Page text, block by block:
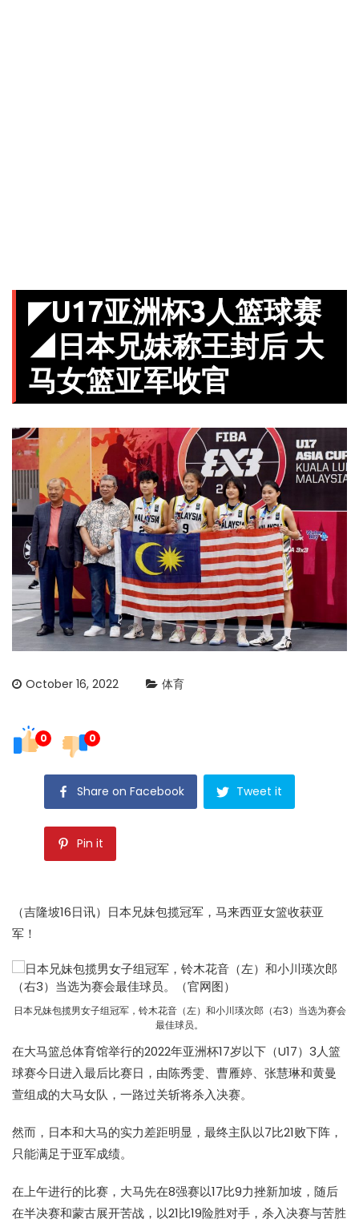
◤U17亚洲杯3人篮球赛
◢日本兄妹称王封后 大
马女篮亚军收官
October 16, 2022 体育
0 0
Share on Facebook Tweet it
Pin it
（吉隆坡16日讯）日本兄妹包揽冠军，马来西亚女篮收获亚
军！
日本兄妹包揽男女子组冠军，铃木花音（左）和小川瑛次郎（右3）当选为赛会
最佳球员。
在大马篮总体育馆举行的2022年亚洲杯17岁以下（U17）3人篮
球赛今日进入最后比赛日，由陈秀雯、曹雁婷、张慧琳和黄曼
萱组成的大马女队，一路过关斩将杀入决赛。
然而，日本和大马的实力差距明显，最终主队以7比21败下阵，
只能满足于亚军成绩。
在上午进行的比赛，大马先在8强赛以17比9力挫新加坡，随后
在半决赛和蒙古展开苦战，以21比19险胜对手，杀入决赛与苦胜